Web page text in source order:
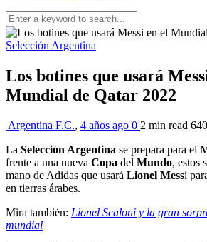
Selección Argentina
Los botines que usará
Mundial de Qatar 2022
Argentina F.C., 4 años ago 0 2 min read 640
La Selección Argentina se prepara para el
frente a una nueva Copa del Mundo, estos
mano de Adidas que usará Lionel Messi
en tierras árabes.
Mira también: Lionel Scaloni y la gran
mundial